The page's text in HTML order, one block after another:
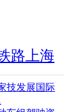
路上海
技发展国际